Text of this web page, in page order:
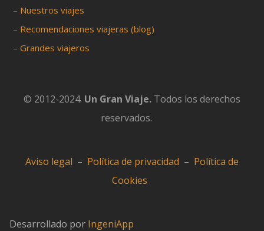
– Nuestros viajes
– Recomendaciones viajeras (blog)
–Grandes viajeros
© 2012-2024. Un Gran Viaje. Todos los derechos
reservados.
Aviso legal – Política de privacidad – Política de
Cookies
Desarrollado por IngeniApp